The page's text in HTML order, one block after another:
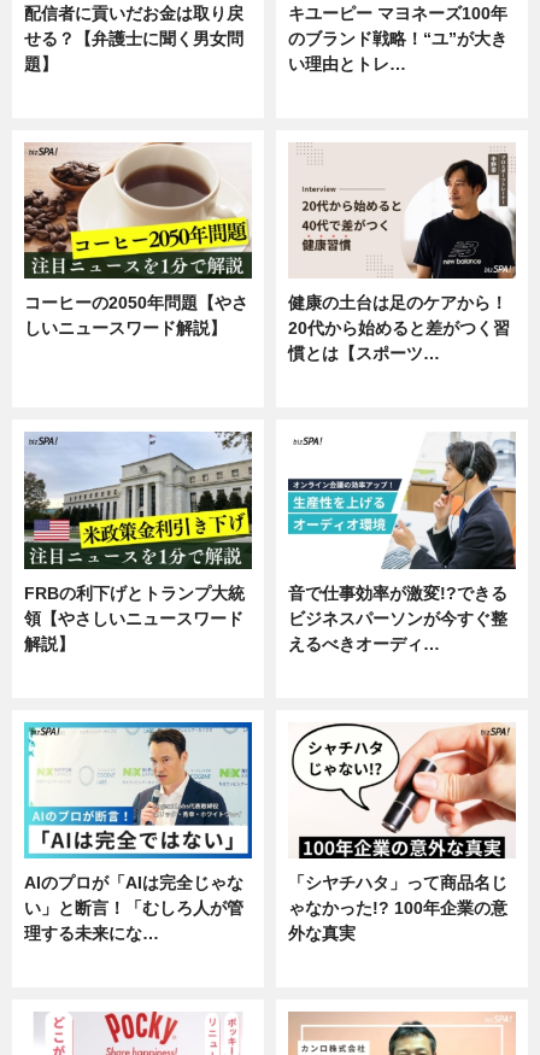
配信者に貢いだお金は取り戻
せる？【弁護士に聞く男女問
題】
キユーピー マヨネーズ100年
のブランド戦略！“ユ”が大き
い理由とトレ…
コーヒーの2050年問題【やさ
しいニュースワード解説】
健康の土台は足のケアから！
20代から始めると差がつく習
慣とは【スポーツ…
FRBの利下げとトランプ大統
領【やさしいニュースワード
解説】
音で仕事効率が激変!?できる
ビジネスパーソンが今すぐ整
えるべきオーディ…
AIのプロが「AIは完全じゃな
い」と断言！「むしろ人が管
理する未来にな…
「シヤチハタ」って商品名じ
ゃなかった!? 100年企業の意
外な真実